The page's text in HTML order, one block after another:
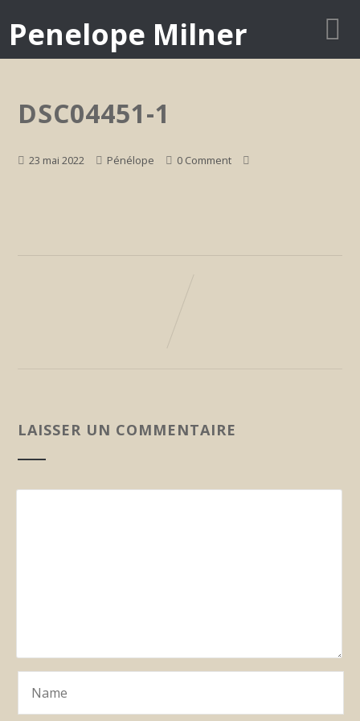
Penelope Milner
DSC04451-1
23 mai 2022 Pénélope 0 Comment
LAISSER UN COMMENTAIRE